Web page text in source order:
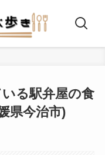
る駅弁屋の食
県今治市)